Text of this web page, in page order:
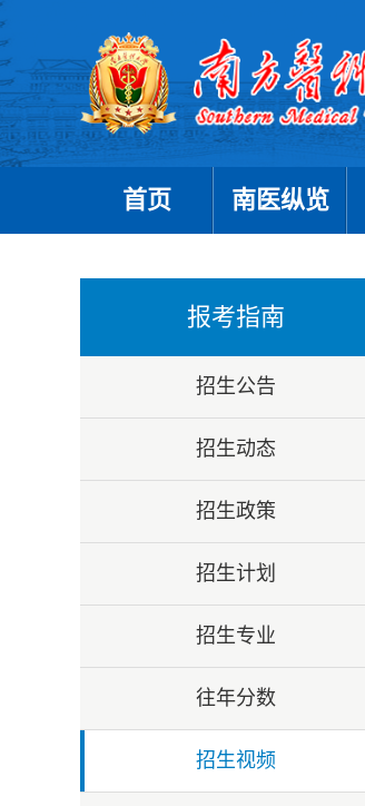
首页 南医纵览
报考指南
招生公告
招生动态
招生政策
招生计划
招生专业
往年分数
招生视频